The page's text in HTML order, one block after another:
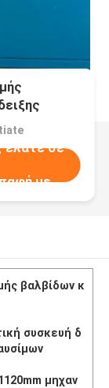
ελάτε σε
με
βαλβίδων κ
συσκευή δ
μηχαν